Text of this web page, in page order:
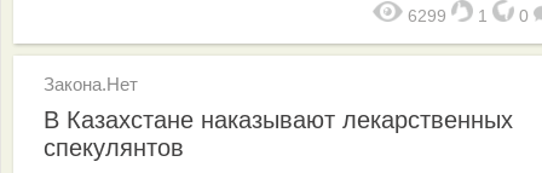
6299 1 0
Закона.Нет
В Казахстане наказывают лекарственных
спекулянтов